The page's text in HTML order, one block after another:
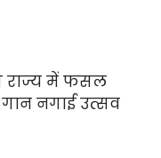
राज्य में फसल
नगाई उत्सव